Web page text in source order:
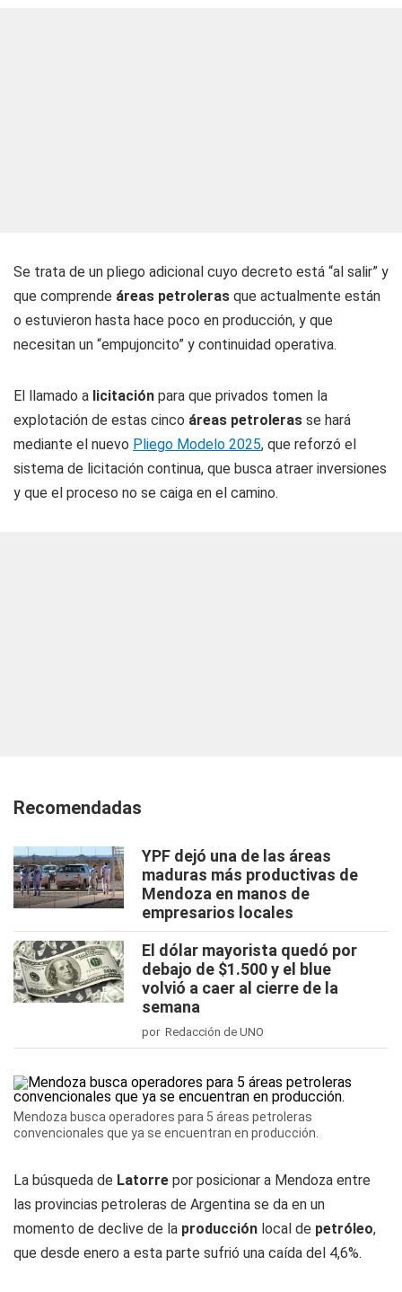
Se trata de un pliego adicional cuyo decreto está “al salir” y
que comprende áreas petroleras que actualmente están
o estuvieron hasta hace poco en producción, y que
necesitan un “empujoncito” y continuidad operativa.
El llamado a licitación para que privados tomen la
explotación de estas cinco áreas petroleras se hará
mediante el nuevo Pliego Modelo 2025, que reforzó el
sistema de licitación continua, que busca atraer inversiones
y que el proceso no se caiga en el camino.
Recomendadas
YPF dejó una de las áreas
maduras más productivas de
Mendoza en manos de
empresarios locales
El dólar mayorista quedó por
debajo de $1.500 y el blue
volvió a caer al cierre de la
semana
por Redacción de UNO
Mendoza busca operadores para 5 áreas petroleras
convencionales que ya se encuentran en producción.
La búsqueda de Latorre por posicionar a Mendoza entre
las provincias petroleras de Argentina se da en un
momento de declive de la producción local de petróleo,
que desde enero a esta parte sufrió una caída del 4,6%.